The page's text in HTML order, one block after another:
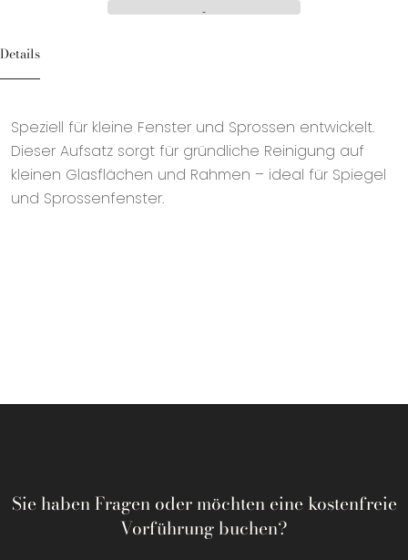
Details
Speziell für kleine Fenster und Sprossen entwickelt.
Dieser Aufsatz sorgt für gründliche Reinigung auf
kleinen Glasflächen und Rahmen – ideal für Spiegel
und Sprossenfenster.
Sie haben Fragen oder möchten eine kostenfreie
Vorführung buchen?